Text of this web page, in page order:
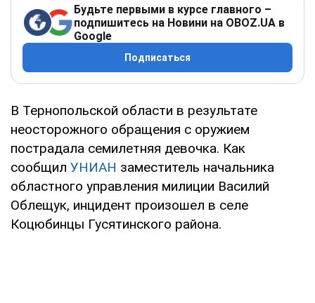
Будьте первыми в курсе главного –
подпишитесь на Новини на OBOZ.UA в
Google
Подписаться
В Тернопольской области в результате
неосторожного обращения с оружием
пострадала семилетняя девочка. Как
сообщил УНИАН заместитель начальника
областного управления милиции Василий
Облещук, инцидент произошел в селе
Коцюбинцы Гусятинского района.